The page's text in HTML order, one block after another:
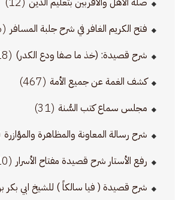
فتح الكريم الغافر في شرح جلبة المسافر (6)
شرح قصيدة: (خذ ما صفا ودع الكدر) (18)
كشف الغمة عن جميع الأمة (467)
مجلس سماع كتب السُّنة (31)
شرح رسالة المعاونة والمظاهرة والمؤازرة
رفع الأستار شرح قصيدة مفتاح الأسرار (10)
شرح قصيدة ( فيا سالكاً ) للشيخ ابي بكر